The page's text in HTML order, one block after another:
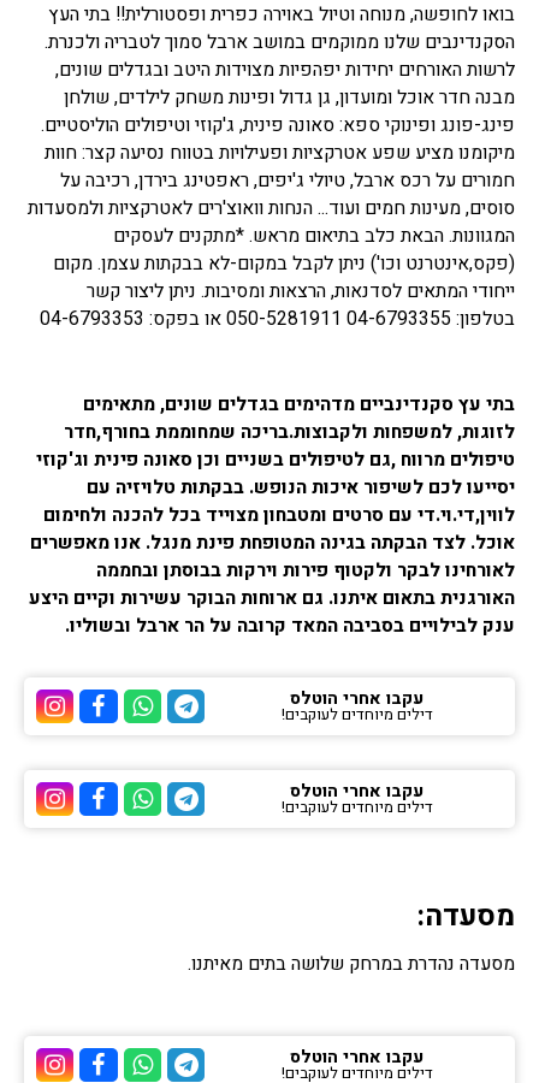
בואו לחופשה, מנוחה וטיול באוירה כפרית ופסטורלית!! בתי העץ
הסקנדינבים שלנו ממוקמים במושב ארבל סמוך לטבריה ולכנרת.
לרשות האורחים יחידות יפהפיות מצוידות היטב ובגדלים שונים,
מבנה חדר אוכל ומועדון, גן גדול ופינות משחק לילדים, שולחן
פינג-פונג ופינוקי ספא: סאונה פינית, ג'קוזי וטיפולים הוליסטיים.
מיקומנו מציע שפע אטרקציות ופעילויות בטווח נסיעה קצר: חוות
חמורים על רכס ארבל, טיולי ג'יפים, ראפטינג בירדן, רכיבה על
סוסים, מעינות חמים ועוד... הנחות וואוצ'רים לאטרקציות ולמסעדות
המגוונות. הבאת כלב בתיאום מראש. *מתקנים לעסקים
(פקס,אינטרנט וכו') ניתן לקבל במקום-לא בבקתות עצמן. מקום
ייחודי המתאים לסדנאות, הרצאות ומסיבות. ניתן ליצור קשר
בטלפון: 04-6793355 050-5281911 או בפקס: 04-6793353
בתי עץ סקנדינביים מדהימים בגדלים שונים, מתאימים
לזוגות, למשפחות ולקבוצות.בריכה שמחוממת בחורף,חדר
טיפולים מרווח ,גם לטיפולים בשניים וכן סאונה פינית וג'קוזי
יסייעו לכם לשיפור איכות הנופש. בבקתות טלויזיה עם
לווין,די.וי.די עם סרטים ומטבחון מצוייד בכל להכנה ולחימום
אוכל. לצד הבקתה בגינה המטופחת פינת מנגל. אנו מאפשרים
לאורחינו לבקר ולקטוף פירות וירקות בבוסתן ובחממה
האורגנית בתאום איתנו. גם ארוחות הבוקר עשירות וקיים היצע
ענק לבילויים בסביבה המאד קרובה על הר ארבל ובשוליו.
ערוץ ערוץ
ערוץ הוואטסאפ של
ערוץ הטלגרם של הוטלס
עקבו אחרי הוטלס
דילים מיוחדים לעוקבים!
ערוץ ערוץ
ערוץ הוואטסאפ של
ערוץ הטלגרם של הוטלס
עקבו אחרי הוטלס
דילים מיוחדים לעוקבים!
מסעדה:
מסעדה נהדרת במרחק שלושה בתים מאיתנו.
ערוץ ערוץ
ערוץ הוואטסאפ של
ערוץ הטלגרם של הוטלס
עקבו אחרי הוטלס
דילים מיוחדים לעוקבים!